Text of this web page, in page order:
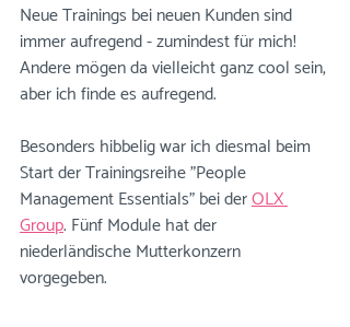
Neue Trainings bei neuen Kunden sind
immer aufregend - zumindest für mich!
Andere mögen da vielleicht ganz cool sein,
aber ich finde es aufregend.
Besonders hibbelig war ich diesmal beim
Start der Trainingsreihe "People
Management Essentials" bei der OLX
Group. Fünf Module hat der
niederländische Mutterkonzern
vorgegeben.